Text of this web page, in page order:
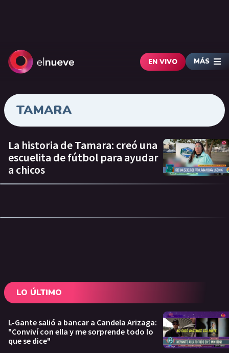
EN VIVO MÁS
TAMARA
La historia de Tamara: creó una
escuelita de fútbol para ayudar
a chicos
LO ÚLTIMO
L-Gante salió a bancar a Candela Arizaga:
"Conviví con ella y me sorprende todo lo
que se dice"